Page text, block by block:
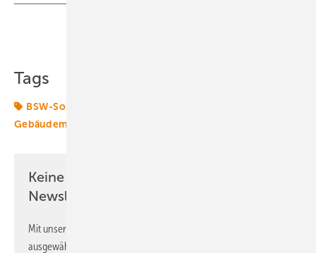
Tags
BSW-Solar
Gebäudemodernisierungsgesetz
Keine Zeit? Kein Problem mit dem ERE
Newsletter!
Mit unserem Newsletter erhalten Sie regelmäßig von uns
ausgewählte Informationen und Neuigkeiten, gebündelt und